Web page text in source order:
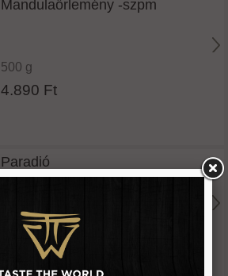
Mandulaőrlemény -szpm
500 g
4.890 Ft
Paradió
80 g
2.750 Ft